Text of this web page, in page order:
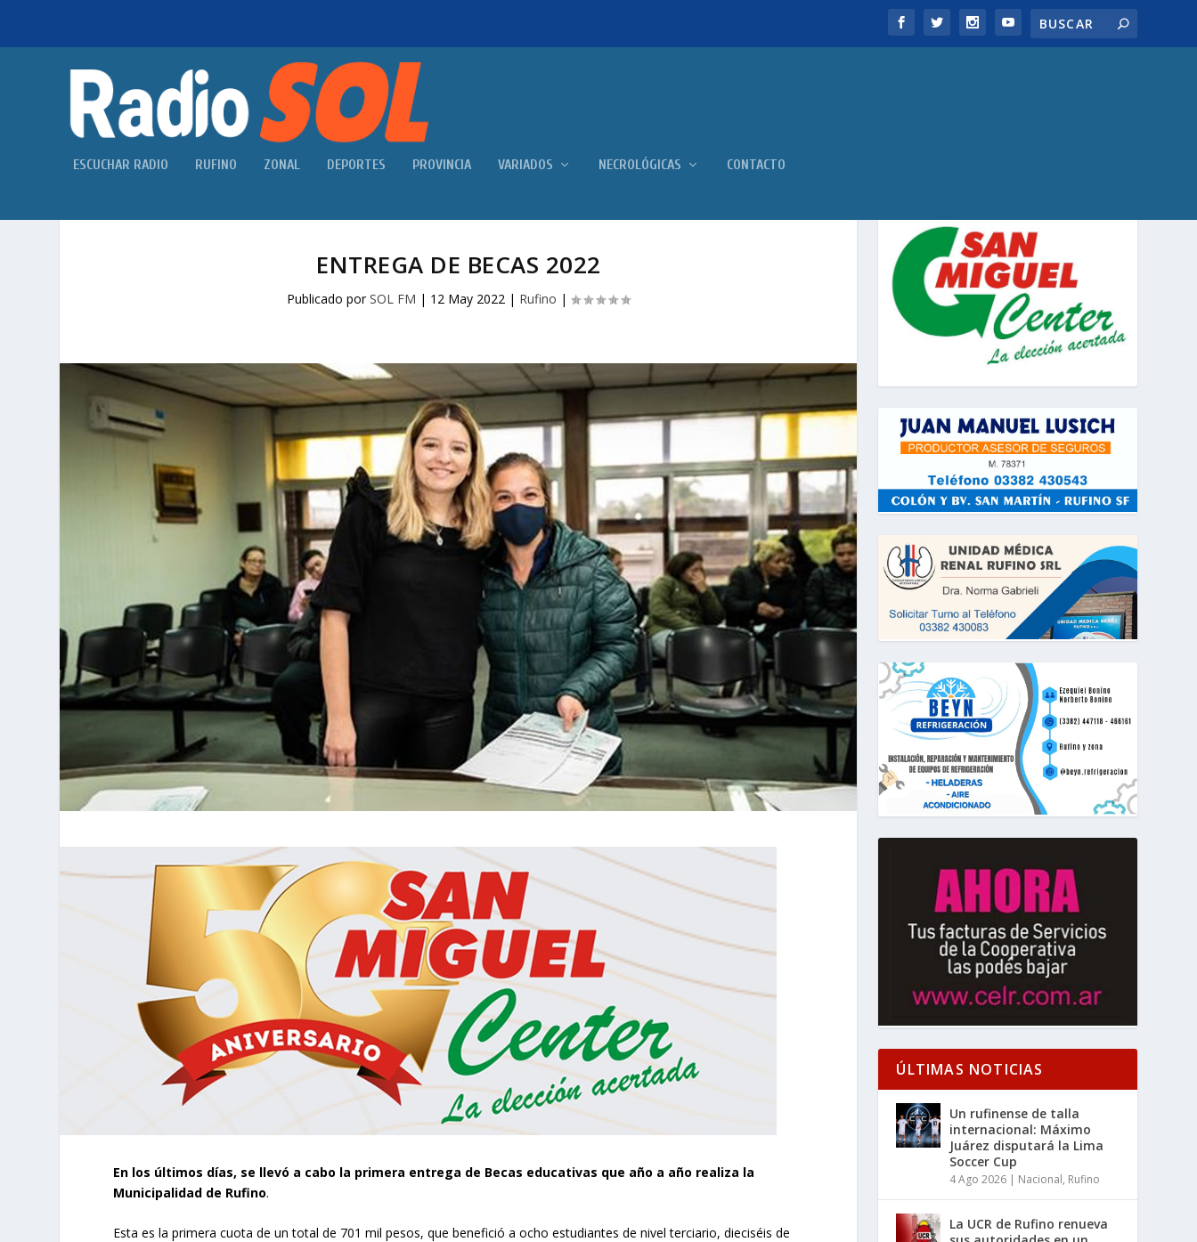
ESCUCHAR RADIO RUFINO ZONAL DEPORTES PROVINCIA VARIADOS NECROLÓGICAS CONTACTO
ENTREGA DE BECAS 2022
Publicado porSOL FM | 12 May 2022 | Rufino |
En los últimos días, se llevó a cabo la primera entrega de Becas educativas que año a año realiza la
Municipalidad de Rufino.
Esta es la primera cuota de un total de 701 mil pesos, que benefició a ocho estudiantes de nivel terciario, dieciséis de
ÚLTIMAS NOTICIAS
Un rufinense de talla
internacional: Máximo
Juárez disputará la Lima
Soccer Cup
4 Ago 2026 | Nacional, Rufino
La UCR de Rufino renueva